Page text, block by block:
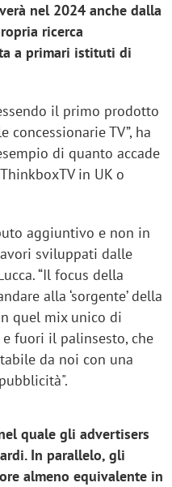
nel 2024 anche dalla
ricerca
a primari istituti di
il primo prodotto
TV”, ha
di quanto accade
in UK o
aggiuntivo e non in
sviluppati dalle
“Il focus della
alla ‘sorgente’ della
quel mix unico di
fuori il palinsesto, che
da noi con una
quale gli advertisers
In parallelo, gli
almeno equivalente in